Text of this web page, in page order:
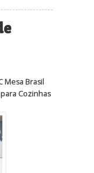
Mesa Brasil
Cozinhas